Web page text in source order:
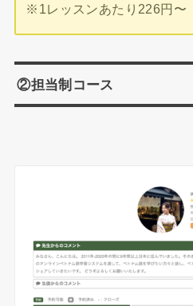
※1レッスンあたり226円〜
②担当制コース